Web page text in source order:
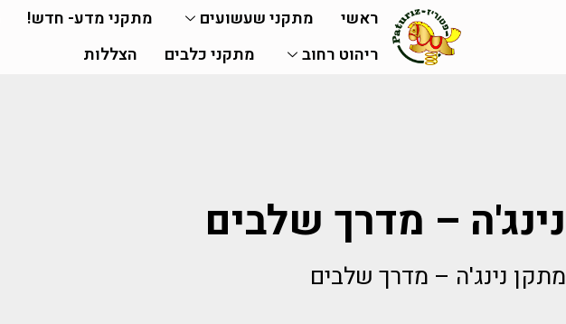
ראשי מתקני שעשועים מתקני מדע- חדש!
ריהוט רחוב
מתקני כלבים הצללות
נינג'ה – מדרך שלבים
מתקן נינג'ה – מדרך שלבים